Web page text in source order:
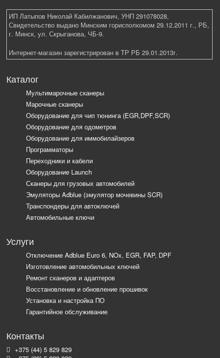
ИП Латыпов Николай Кабилжанович, УНП 291078028,
Свидетельство выдано Минским горисполкомом 29.12.2011 г., РБ,
г. Минск, ул. Скрыганова, ЧБ-9.
Интернет-магазин зарегистрирован в ТР РБ 29.01.2013г.
Каталог
Мультимарочные сканеры
Марочные сканеры
Оборудование для чип тюнинга (EGR,DPF,SCR)
Оборудование для одометров
Оборудование для иммобилайзеров
Программаторы
Переходники и кабели
Оборудование Launch
Сканеры для грузовых автомобилей
Эмуляторы Adblue (эмулятор мочевины SCR)
Транспондеры для автоключей
Автомобильные ключи
Услуги
Отключение Adblue Euro 6, NOx, EGR, FAP, DPF
Изготовление автомобильных ключей
Ремонт сканеров и адаптеров
Восстановление и обновление прошивок
Установка и настройка ПО
Гарантийное обслуживание
Контакты
+375 (44) 5 829 829